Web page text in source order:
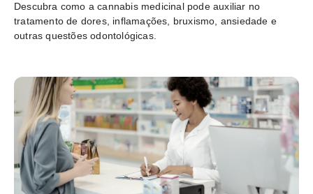
Descubra como a cannabis medicinal pode auxiliar no
tratamento de dores, inflamações, bruxismo, ansiedade e
outras questões odontológicas.